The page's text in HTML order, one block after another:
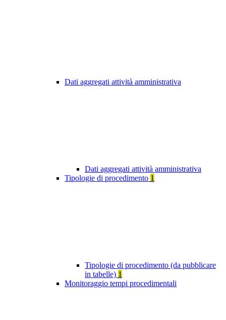
Dati aggregati attività amministrativa
Dati aggregati attività amministrativa
Tipologie di procedimento 1
Tipologie di procedimento (da pubblicare
in tabelle) 1
Monitoraggio tempi procedimentali